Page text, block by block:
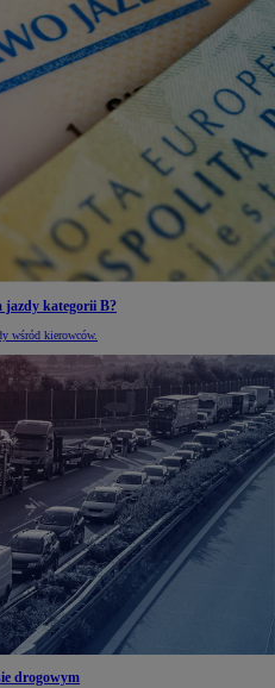
jazdy kategorii B?
wśród kierowców.
drogowym